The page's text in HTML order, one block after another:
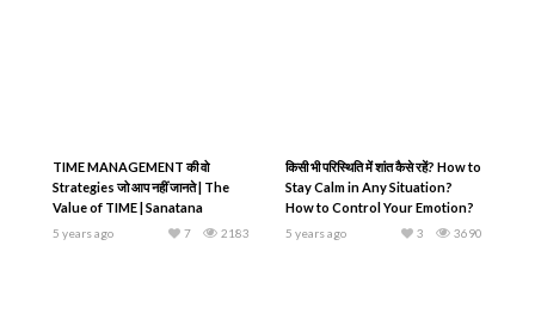
TIME MANAGEMENT की वो
Strategies जो आप नहीं जानते | The
Value of TIME | Sanatana
Dharma Prabhu
5 years ago 2183
7
किसी भी परिस्थिति में शांत कैसे रहें? How to
Stay Calm in Any Situation?
How to Control Your Emotion?
Sanatana Dharma Prabhu
5 years ago 3690
3